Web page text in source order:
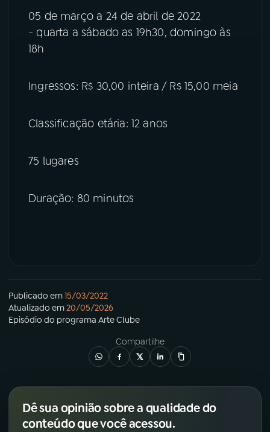
05 de março a 24 de abril de 2022
- quarta a sábado as 19h30, domingo às
18h
Ingressos: R$ 30,00 inteira / R$ 15,00 meia
Classificação etária: 12 anos
75 lugares
Duração: 80 minutos
Publicado em15/03/2022
Atualizado em20/05/2026
Episódio do programa Arte Clube
Compartilhe
Dê sua opinião sobre a qualidade do
conteúdo que você acessou.